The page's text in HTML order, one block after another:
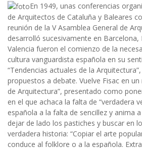
En 1949, unas conferencias
de Arquitectos de Cataluña y Baleares
reunión de la V Asamblea General de
desarrolló sucesivamente en
Valencia fueron el comienzo de la
cultura vanguardista española en su
“Tendencias actuales de la
propuestos a debate. Vuelve Fisac en
de Arquitectura”, presentado como
en el que achaca la falta de “verdadera
española a la falta de sencillez y anima
dejar de lado los pastiches y buscar en
verdadera historia: “Copiar el arte
conduce al folklore o a la española.